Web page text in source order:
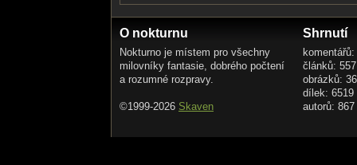
O nokturnu
Nokturno je místem pro všechny
milovníky fantasie, dobrého počtení
a rozumné rozpravy.
©1999-2026 Skaven
Shrnutí
článků: 557
obrázků:
dílek: 6519
autorů: 867